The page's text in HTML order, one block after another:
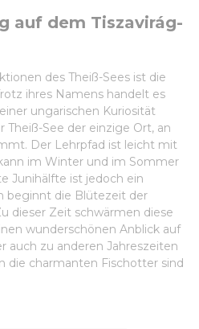
auf dem Tiszavirág-
des Theiß-Sees ist die
ihres Namens handelt es
ungarischen Kuriosität
See der einzige Ort, an
Der Lehrpfad ist leicht mit
im Winter und im Sommer
Junihälfte ist jedoch ein
beginnt die Blütezeit der
dieser Zeit schwärmen diese
wunderschönen Anblick auf
auch zu anderen Jahreszeiten
die charmanten Fischotter sind